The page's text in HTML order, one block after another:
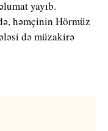
yayıb.
həmçinin Hörmüz
də müzakirə